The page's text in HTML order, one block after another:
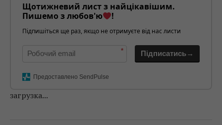
Щотижневий лист з найцікавішим.
Пишемо з любов'ю
!
Підпишіться ще раз, якщо не отримуєте від нас листи
* Підписатись→
Предоставлено SendPulse
загрузка...